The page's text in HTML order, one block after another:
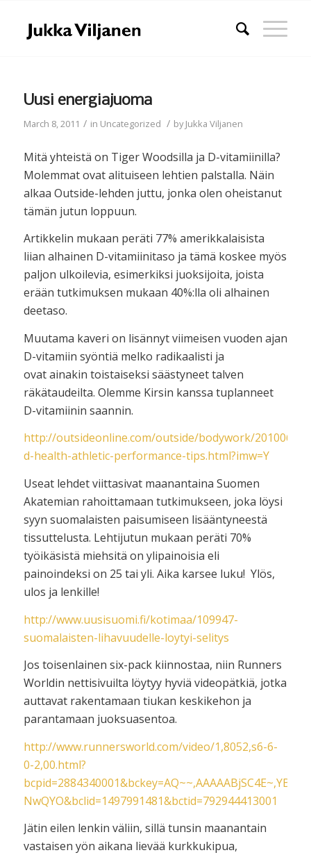
Uusi energiajuoma
March 8, 2011 / in Uncategorized / byJukka Viljanen
Mitä yhteistä on Tiger Woodsilla ja D-vitamiinilla?
Molemmat ovat alituiseen lehtien palstalla. Näin
alkaa Outside-lehden juttu, jonka olen oheistanut
tämän jutun loppuun.
Artikkelin mukaan peräti 77% amerikkalaisista
liian alhainen D-vitamiinitaso ja tämä koskee myös
paljon ulkoilevia, esimerkiksi juoksijoita, joista
erään tutkimuksen mukaan 40%:lla oli alhainen
deetaso.
Muutama kaveri on lisännyt viimeisen vuoden ajan
D-vitamiin syöntiä melko radikaalisti ja
ovat ainakin toistaiseksi säästyneet talven
räkätaudeilta. Olemme Kirsin kanssa tuplanneet
D-vitamiinin saannin.
http://outsideonline.com/outside/bodywork/201006/
d-health-athletic-performance-tips.html?imw=Y
Useat lehdet viittasivat maanantaina Suomen
Akatemian rahoittamaan tutkimukseen, joka löysi
syyn suomalaisten paisumiseen lisääntyneestä
tissuttelusta. Lehtijutun mukaan peräti 70%
työikäsistä miehsitä on ylipainoisia eli
painoindeksi on 25 tai yli. Aika karsee luku! Ylös,
ulos ja lenkille!
http://www.uusisuomi.fi/kotimaa/109947-
suomalaisten-lihavuudelle-loytyi-selitys
Jos toisenlainen six-pack kiinnostaa, niin Runners
Worldin nettisivuilta löytyy hyviä videopätkiä, jotka
auttavat rakentamaan tiukan keskikehon ja
parantamaan juoksuasentoa.
http://www.runnersworld.com/video/1,8052,s6-6-
0-2,00.html?
NwQYO&bclid=1497991481&bctid=792944413001
Jätin eilen lenkin väliin, sillä tunsin maanantain
vastaisen yön aikana lievää kurkkukipua,